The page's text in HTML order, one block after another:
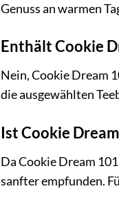
Genuss an warmen
Enthält Cookie
Nein, Cookie Dream
die ausgewählten
Ist Cookie
Da Cookie Dream
sanfter empfunden.